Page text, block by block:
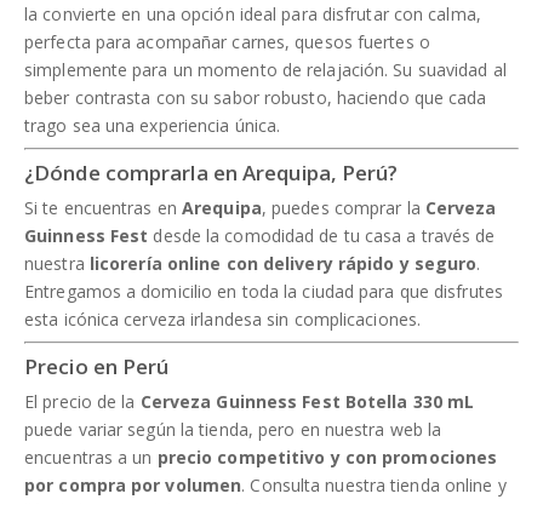
la convierte en una opción ideal para disfrutar con calma,
perfecta para acompañar carnes, quesos fuertes o
simplemente para un momento de relajación. Su suavidad al
beber contrasta con su sabor robusto, haciendo que cada
trago sea una experiencia única.
¿Dónde comprarla en Arequipa, Perú?
Si te encuentras en Arequipa, puedes comprar la Cerveza
Guinness Fest desde la comodidad de tu casa a través de
nuestra licorería online con delivery rápido y seguro.
Entregamos a domicilio en toda la ciudad para que disfrutes
esta icónica cerveza irlandesa sin complicaciones.
Precio en Perú
El precio de la Cerveza Guinness Fest Botella 330 mL
puede variar según la tienda, pero en nuestra web la
encuentras a un precio competitivo y con promociones
por compra por volumen. Consulta nuestra tienda online y